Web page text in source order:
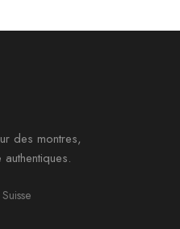
des montres,